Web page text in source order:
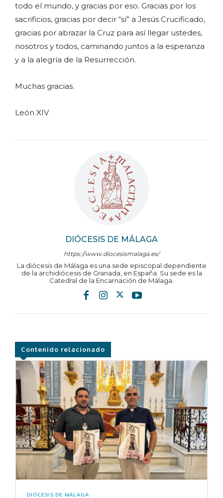
DIÓCESIS DE MÁLAGA
https://www.diocesismalaga.es/
La diócesis de Málaga es una sede episcopal dependiente
de la archidiócesis de Granada, en España. Su sede es la
Catedral de la Encarnación de Málaga.
todo el mundo, y gracias por eso. Gracias por los
sacrificios, gracias por decir “sí” a Jesús Crucificado,
gracias por abrazar la Cruz para así llegar ustedes,
nosotros y todos, caminando juntos a la esperanza
y a la alegría de la Resurrección.
Muchas gracias.
León XIV
Contenido relacionado
DIÓCESIS DE MÁLAGA